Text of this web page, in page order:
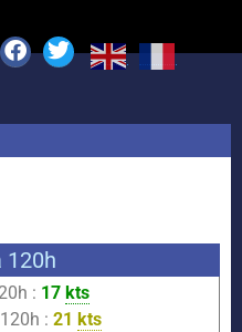
120h
: 17 kts
: 21 kts